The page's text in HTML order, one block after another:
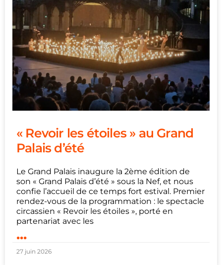
« Revoir les étoiles » au Grand
Palais d’été
Le Grand Palais inaugure la 2ème édition de
son « Grand Palais d’été » sous la Nef, et nous
confie l’accueil de ce temps fort estival. Premier
rendez-vous de la programmation : le spectacle
circassien « Revoir les étoiles », porté en
partenariat avec les
...
27 juin 2026